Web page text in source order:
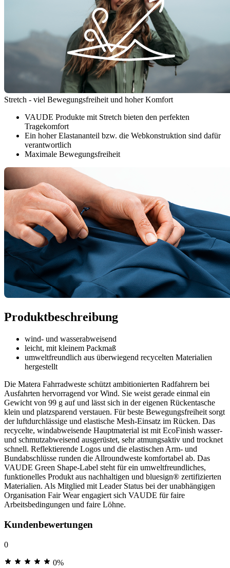
Stretch - viel Bewegungsfreiheit und hoher Komfort
VAUDE Produkte mit Stretch bieten den perfekten
Tragekomfort
Ein hoher Elastananteil bzw. die Webkonstruktion sind dafür
verantwortlich
Maximale Bewegungsfreiheit
Produktbeschreibung
wind- und wasserabweisend
leicht, mit kleinem Packmaß
umweltfreundlich aus überwiegend recycelten Materialien
hergestellt
Die Matera Fahrradweste schützt ambitionierten Radfahrern bei
Ausfahrten hervorragend vor Wind. Sie weist gerade einmal ein
Gewicht von 99 g auf und lässt sich in der eigenen Rückentasche
klein und platzsparend verstauen. Für beste Bewegungsfreiheit sorgt
der luftdurchlässige und elastische Mesh-Einsatz im Rücken. Das
recycelte, windabweisende Hauptmaterial ist mit EcoFinish wasser-
und schmutzabweisend ausgerüstet, sehr atmungsaktiv und trocknet
schnell. Reflektierende Logos und die elastischen Arm- und
Bundabschlüsse runden die Allroundweste komfortabel ab. Das
VAUDE Green Shape-Label steht für ein umweltfreundliches,
funktionelles Produkt aus nachhaltigen und bluesign® zertifizierten
Materialien. Als Mitglied mit Leader Status bei der unabhängigen
Organisation Fair Wear engagiert sich VAUDE für faire
Arbeitsbedingungen und faire Löhne.
Kundenbewertungen
0
0%